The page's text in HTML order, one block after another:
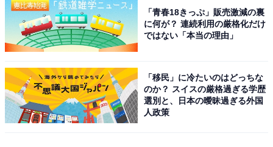
「青春18きっぷ」販売激減の裏
に何が？ 連続利用の厳格化だけ
ではない「本当の理由」
「移民」に冷たいのはどっちな
のか？ スイスの厳格過ぎる学歴
選別と、日本の曖昧過ぎる外国
人政策